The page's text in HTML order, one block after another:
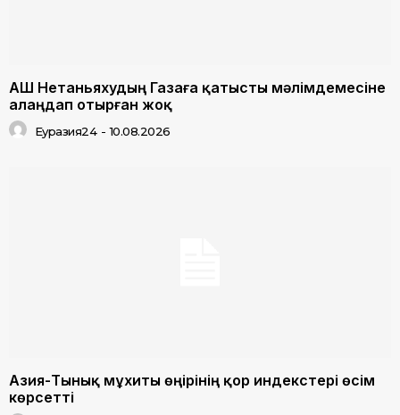
АҚШ Нетаньяхудың Газаға қатысты мәлімдемесіне
алаңдап отырған жоқ
Еуразия24 - 10.08.2026
Азия-Тынық мұхиты өңірінің қор индекстері өсім
көрсетті